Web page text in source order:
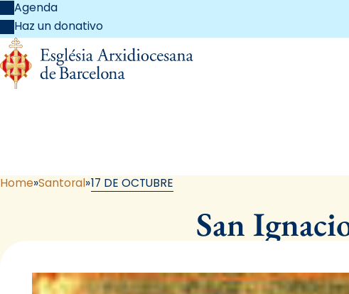
Agenda
Haz un donativo
Home Santoral 17 DE OCTUBRE
San